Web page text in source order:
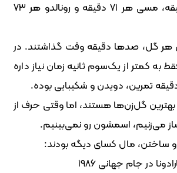
روماریو هر ۶۴ دقیقه، مسی هر ۷۱ دقیقه و رونالدو هر ۷۳
هر گل، صدها دقیقه وقت گذاشتند. در
به کمتر از یک‌سوم ثانیه زمان نیاز داره
تمرین، دویدن و شکیبایی بوده.
بهترین گل‌زن‌ها هستند، اما وقتی حرف از
می‌زنیم، اسمشون رو نمی‌بینیم.
ساختن، مال کسای دیگه‌ بودند:
در جام جهانی ۱۹۸۶